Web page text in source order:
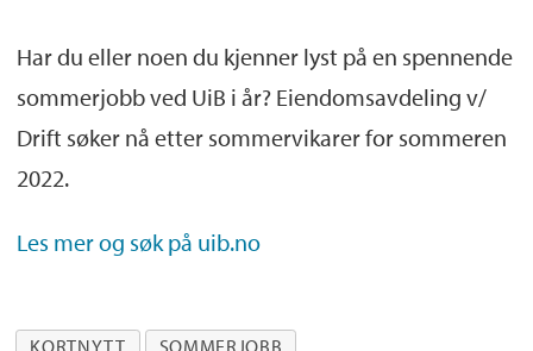
Har du eller noen du kjenner lyst på en spennende
sommerjobb ved UiB i år? Eiendomsavdeling v/
Drift søker nå etter sommervikarer for sommeren
2022.
Les mer og søk på uib.no